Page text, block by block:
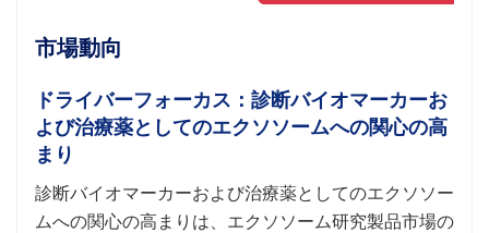
市場動向
ドライバーフォーカス：診断バイオマーカーお
よび治療薬としてのエクソソームへの関心の高
まり
診断バイオマーカーおよび治療薬としてのエクソソー
ムへの関心の高まりは、エクソソーム研究製品市場の